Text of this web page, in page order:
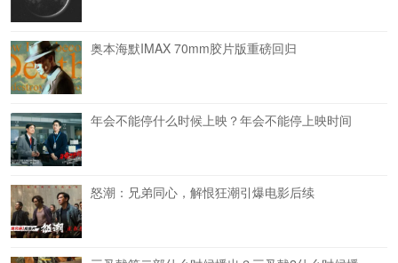
奥本海默IMAX 70mm胶片版重磅回归
年会不能停什么时候上映？年会不能停上映时间
怒潮：兄弟同心，解恨狂潮引爆电影后续